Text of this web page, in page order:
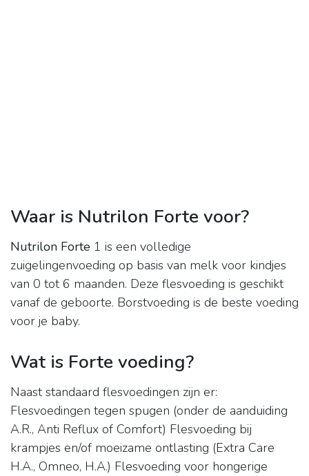
Waar is Nutrilon Forte voor?
Nutrilon Forte 1 is een volledige
zuigelingenvoeding op basis van melk voor kindjes
van 0 tot 6 maanden. Deze flesvoeding is geschikt
vanaf de geboorte. Borstvoeding is de beste voeding
voor je baby.
Wat is Forte voeding?
Naast standaard flesvoedingen zijn er:
Flesvoedingen tegen spugen (onder de aanduiding
A.R., Anti Reflux of Comfort) Flesvoeding bij
krampjes en/of moeizame ontlasting (Extra Care
H.A., Omneo, H.A.) Flesvoeding voor hongerige